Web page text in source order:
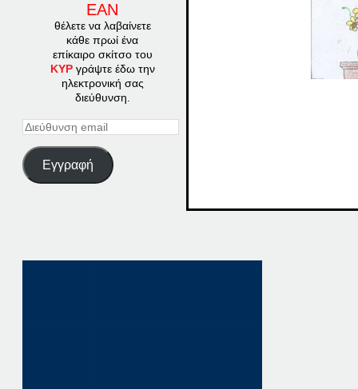
ΕΑΝ
θέλετε να λαβαίνετε
κάθε πρωί ένα
επίκαιρο σκίτσο του
ΚΥΡγράψτε έδω την
ηλεκτρονική σας
διεύθυνση.
Διεύθυνση
Εγγραφή